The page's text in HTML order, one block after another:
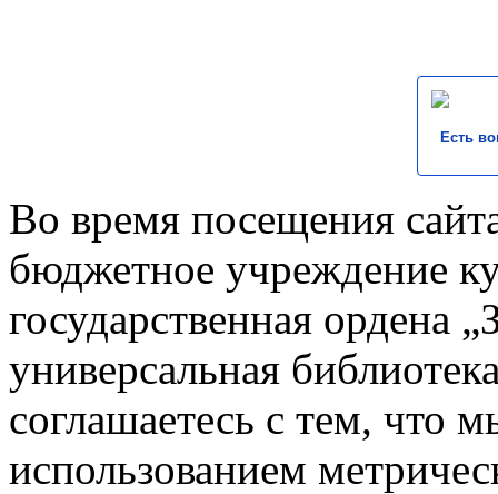
Есть
Во время посещения
бюджетное учреждение
государственная ордена
универсальная
соглашаетесь с тем, что
использованием